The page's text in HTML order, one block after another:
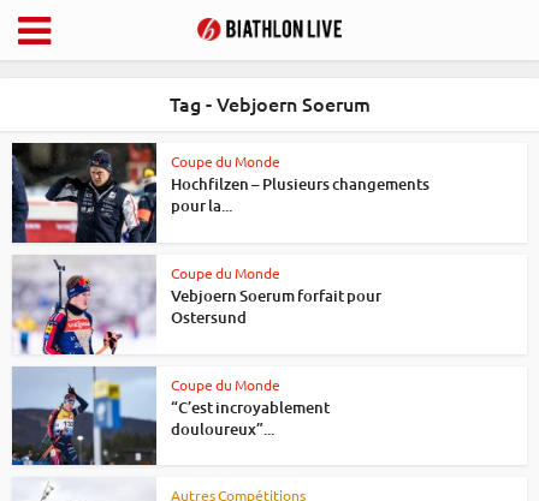
Tag - Vebjoern Soerum
Coupe du Monde
Hochfilzen – Plusieurs changements
pour la...
Coupe du Monde
Vebjoern Soerum forfait pour
Ostersund
Coupe du Monde
“C’est incroyablement
douloureux”...
Autres Compétitions